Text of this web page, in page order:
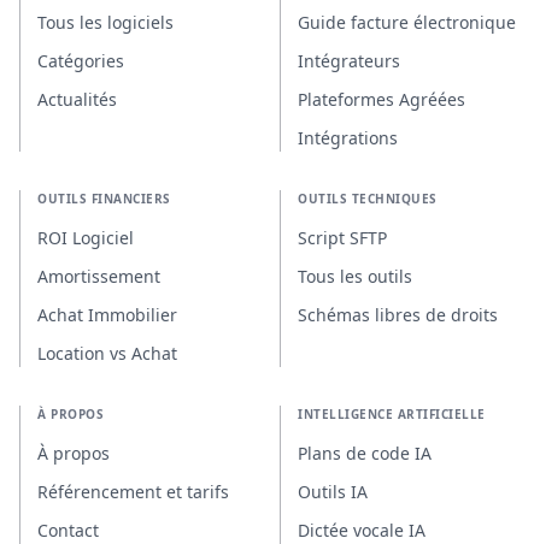
Tous les logiciels
Catégories
Actualités
Guide facture électronique
Intégrateurs
Plateformes Agréées
Intégrations
OUTILS FINANCIERS
ROI Logiciel
Amortissement
Achat Immobilier
Location vs Achat
OUTILS TECHNIQUES
Script SFTP
Tous les outils
Schémas libres de droits
À PROPOS
À propos
Référencement et tarifs
Contact
INTELLIGENCE ARTIFICIELLE
Plans de code IA
Outils IA
Dictée vocale IA